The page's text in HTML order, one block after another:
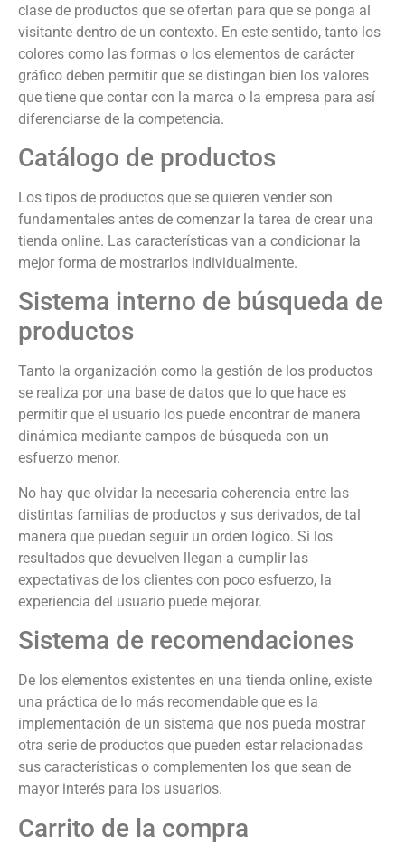
clase de productos que se ofertan para que se ponga al
visitante dentro de un contexto. En este sentido, tanto los
colores como las formas o los elementos de carácter
gráfico deben permitir que se distingan bien los valores
que tiene que contar con la marca o la empresa para así
diferenciarse de la competencia.
Catálogo de productos
Los tipos de productos que se quieren vender son
fundamentales antes de comenzar la tarea de crear una
tienda online. Las características van a condicionar la
mejor forma de mostrarlos individualmente.
Sistema interno de búsqueda de
productos
Tanto la organización como la gestión de los productos
se realiza por una base de datos que lo que hace es
permitir que el usuario los puede encontrar de manera
dinámica mediante campos de búsqueda con un
esfuerzo menor.
No hay que olvidar la necesaria coherencia entre las
distintas familias de productos y sus derivados, de tal
manera que puedan seguir un orden lógico. Si los
resultados que devuelven llegan a cumplir las
expectativas de los clientes con poco esfuerzo, la
experiencia del usuario puede mejorar.
Sistema de recomendaciones
De los elementos existentes en una tienda online, existe
una práctica de lo más recomendable que es la
implementación de un sistema que nos pueda mostrar
otra serie de productos que pueden estar relacionadas
sus características o complementen los que sean de
mayor interés para los usuarios.
Carrito de la compra